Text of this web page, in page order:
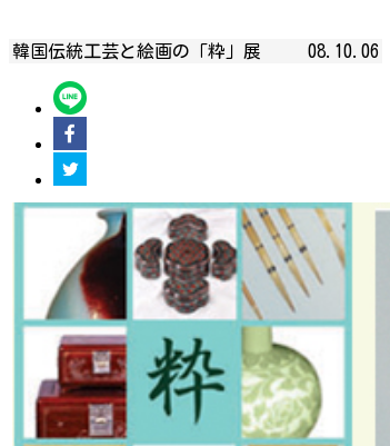
韓国伝統工芸と絵画の「粋」展 08.10.06